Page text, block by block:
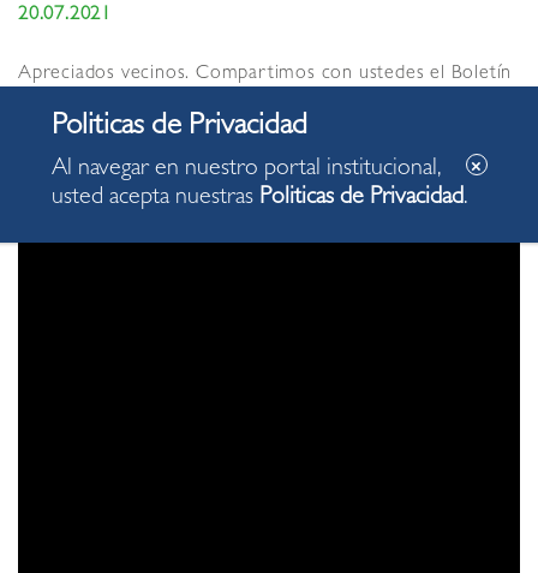
20.07.2021
Apreciados vecinos. Compartimos con ustedes el Boletín
de hoy martes, 20 de julio de 2021, con algunas de las
acciones desarrolladas en nuestro distrito.
Al navegar en nuestro portal institucional,
usted acepta nuestras Politicas de Privacidad.